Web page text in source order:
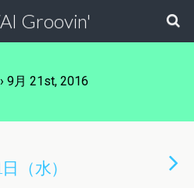
Groovin'
9月 21st, 2016
（水）